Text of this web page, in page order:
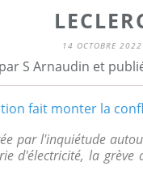
14 OCTOBRE 2022
S Arnaudin et
par l'inquiétude
d'électricité, la